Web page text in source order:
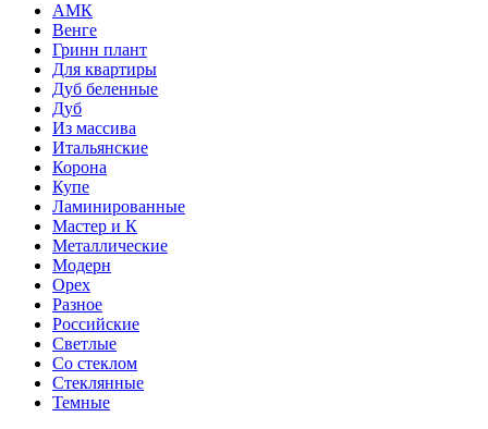
АМК
Венге
Гринн плант
Для квартиры
Дуб беленные
Дуб
Из массива
Итальянские
Корона
Купе
Ламинированные
Мастер и К
Металлические
Модерн
Орех
Разное
Российские
Светлые
Со стеклом
Стеклянные
Темные